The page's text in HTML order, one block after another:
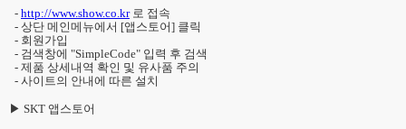
- http://www.show.co.kr로 접속
- 상단 메인메뉴에서 [앱스토어] 클릭
- 회원가입
- 검색창에 "SimpleCode" 입력 후 검색
- 제품 상세내역 확인 및 유사품 주의
- 사이트의 안내에 따른 설치
▶ SKT 앱스토어